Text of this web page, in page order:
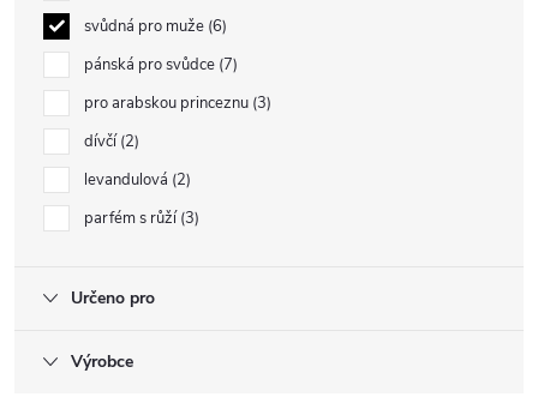
svůdná pro muže 6
pánská pro svůdce 7
pro arabskou princeznu 3
dívčí 2
levandulová 2
parfém s růží 3
Určeno pro
Výrobce